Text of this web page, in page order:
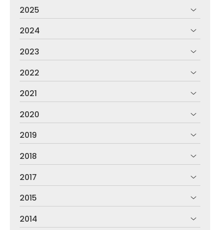
2025
2024
2023
2022
2021
2020
2019
2018
2017
2015
2014